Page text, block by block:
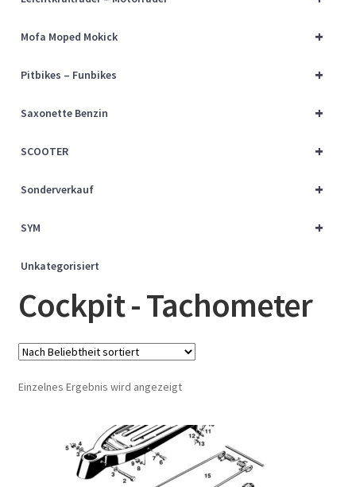
+
Mofa Moped Mokick
+
Pitbikes – Funbikes
+
Saxonette Benzin
+
SCOOTER
+
Sonderverkauf
+
SYM
Unkategorisiert
Cockpit - Tachometer
Einzelnes Ergebnis wird angezeigt